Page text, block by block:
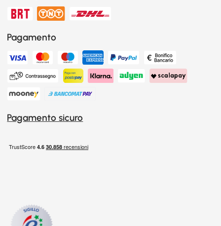
Pagamento
Pagamento sicuro